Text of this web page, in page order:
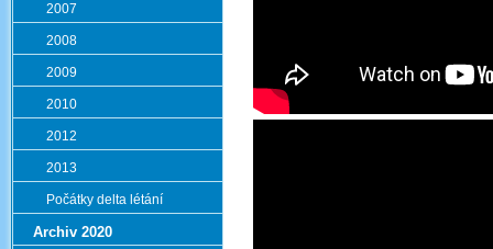
2007
2008
2009
2010
2012
2013
Počátky delta létání
Archiv 2020